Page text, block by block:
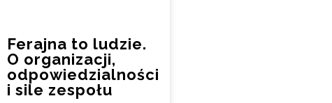
Ferajna to ludzie.
O organizacji,
odpowiedzialności
i sile zespołu